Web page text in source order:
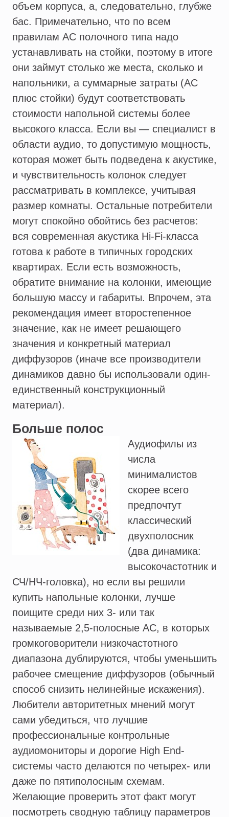
объем корпуса, а, следовательно, глубже
бас. Примечательно, что по всем
правилам АС полочного типа надо
устанавливать на стойки, поэтому в итоге
они займут столько же места, сколько и
напольники, а суммарные затраты (АС
плюс стойки) будут соответствовать
стоимости напольной системы более
высокого класса. Если вы — специалист в
области аудио, то допустимую мощность,
которая может быть подведена к акустике,
и чувствительность колонок следует
рассматривать в комплексе, учитывая
размер комнаты. Остальные потребители
могут спокойно обойтись без расчетов:
вся современная акустика Hi-Fi-класса
готова к работе в типичных городских
квартирах. Если есть возможность,
обратите внимание на колонки, имеющие
большую массу и габариты. Впрочем, эта
рекомендация имеет второстепенное
значение, как не имеет решающего
значения и конкретный материал
диффузоров (иначе все производители
динамиков давно бы использовали один-
единственный конструкционный
материал).
Больше полос
Аудиофилы из
числа
минималистов
скорее всего
предпочтут
классический
двухполосник
(два динамика:
высокочастотник и
СЧ/НЧ-головка), но если вы решили
купить напольные колонки, лучше
поищите среди них 3- или так
называемые 2,5-полосные АС, в которых
громкоговорители низкочастотного
диапазона дублируются, чтобы уменьшить
рабочее смещение диффузоров (обычный
способ снизить нелинейные искажения).
Любители авторитетных мнений могут
сами убедиться, что лучшие
профессиональные контрольные
аудиомониторы и дорогие High End-
системы часто делаются по четырех- или
даже по пятиполосным схемам.
Желающие проверить этот факт могут
посмотреть сводную таблицу параметров